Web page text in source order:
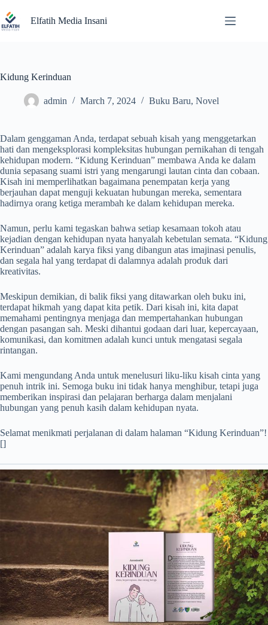
to
content
Elfatih Media Insani
Kidung Kerinduan
admin March 7, 2024 Buku Baru, Novel
Dalam genggaman Anda, terdapat sebuah kisah yang menggetarkan
hati dan mengeksplorasi kompleksitas hubungan pernikahan di tengah
kehidupan modern. “Kidung Kerinduan” membawa Anda ke dalam
dunia sepasang suami istri yang mengarungi lautan cinta dan cobaan.
Kisah ini memperlihatkan bagaimana penempatan kerja yang
berjauhan dapat menguji kekuatan hubungan mereka, sementara
hadirnya orang ketiga merambah ke dalam kehidupan mereka.
Namun, perlu kami tegaskan bahwa setiap kesamaan tokoh atau
kejadian dengan kehidupan nyata hanyalah kebetulan semata. “Kidung
Kerinduan” adalah karya fiksi yang dibangun atas imajinasi penulis,
dan segala hal yang terdapat di dalamnya adalah produk dari
kreativitas.
Meskipun demikian, di balik fiksi yang ditawarkan oleh buku ini,
terdapat hikmah yang dapat kita petik. Dari kisah ini, kita dapat
memahami pentingnya menjaga dan mempertahankan hubungan
dengan pasangan sah. Meski dihantui godaan dari luar, kepercayaan,
komunikasi, dan komitmen adalah kunci untuk mengatasi segala
rintangan.
Kami mengundang Anda untuk menelusuri liku-liku kisah cinta yang
penuh intrik ini. Semoga buku ini tidak hanya menghibur, tetapi juga
memberikan inspirasi dan pelajaran berharga dalam menjalani
hubungan yang penuh kasih dalam kehidupan nyata.
Selamat menikmati perjalanan di dalam halaman “Kidung Kerinduan”!
[]